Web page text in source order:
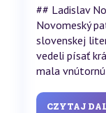
## Ladislav
Novomeský
slovenskej
vedeli písať
mala
CZYTAJ